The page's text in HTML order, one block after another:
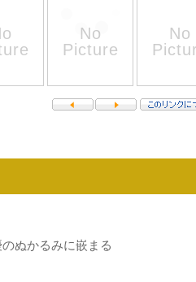
ぬかるみに嵌まる